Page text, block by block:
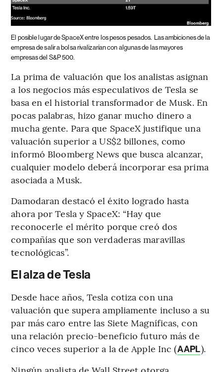
El posible lugar de SpaceX entre los pesos pesados. Las ambiciones de la
empresa de salir a bolsa rivalizarían con algunas de las mayores
empresas del S&P 500.
La prima de valuación que los analistas asignan
a los negocios más especulativos de Tesla se
basa en el historial transformador de Musk. En
pocas palabras, hizo ganar mucho dinero a
mucha gente. Para que SpaceX justifique una
valuación superior a US$2 billones, como
informó Bloomberg News que busca alcanzar,
cualquier modelo deberá incorporar esa prima
asociada a Musk.
Damodaran destacó el éxito logrado hasta
ahora por Tesla y SpaceX: “Hay que
reconocerle el mérito porque creó dos
compañías que son verdaderas maravillas
tecnológicas”.
El alza de Tesla
Desde hace años, Tesla cotiza con una
valuación que supera ampliamente incluso a su
par más caro entre las Siete Magníficas, con
una relación precio-beneficio futuro más de
cinco veces superior a la de Apple Inc (AAPL).